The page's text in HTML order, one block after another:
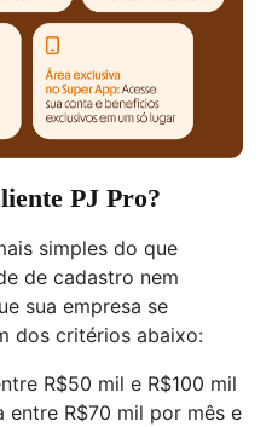
PJ Pro?
simples do que
de cadastro nem
sua empresa se
dos critérios abaixo:
R$50 mil e R$100 mil
entre R$70 mil por mês e